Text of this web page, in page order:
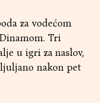
za vodećom
Tri
u igri za naslov,
nakon pet